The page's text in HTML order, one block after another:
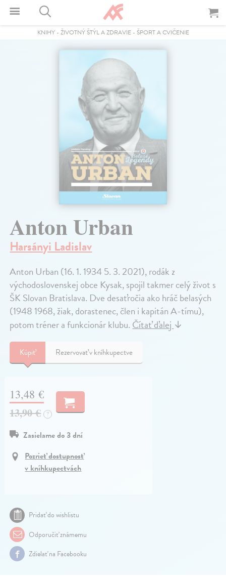
KNIHY- ŽIVOTNÝ ŠTÝL A ZDRAVIE- ŠPORT A CVIČENIE
Anton Urban
Harsányi Ladislav
Anton Urban (16. 1. 1934 5. 3. 2021), rodák z
východoslovenskej obce Kysak, spojil takmer celý život s
ŠK Slovan Bratislava. Dve desaťročia ako hráč belasých
(1948 1968, žiak, dorastenec, člen i kapitán A-tímu),
potom tréner a funkcionár klubu.Čítať ďalej↓
Kúpiť Rezervovať v kníhkupectve
13,48 €
13,90 €
?
Zasielame do 3 dní
Pozrieť dostupnosť
v kníhkupectvách
Pridať do wishlistu
Odporučiť známemu
Zdielať na Facebooku